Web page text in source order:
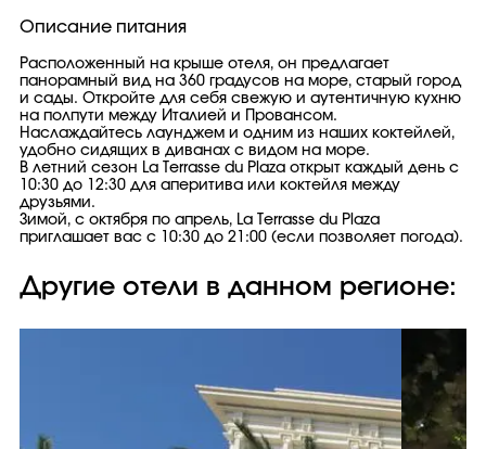
Описание питания
Расположенный на крыше отеля, он предлагает
панорамный вид на 360 градусов на море, старый город
и сады. Откройте для себя свежую и аутентичную кухню
на полпути между Италией и Провансом.
Наслаждайтесь лаунджем и одним из наших коктейлей,
удобно сидящих в диванах с видом на море.
В летний сезон La Terrasse du Plaza открыт каждый день с
10:30 до 12:30 для аперитива или коктейля между
друзьями.
Зимой, с октября по апрель, La Terrasse du Plaza
приглашает вас с 10:30 до 21:00 (если позволяет погода).
Другие отели в данном регионе: